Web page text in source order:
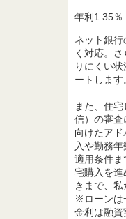
年利1.35
ネット銀
く対応。
りにくい
ートします
また、住
信）の審査
向けたア
入や勤務
適用条件ま
宅購入を進
きまで、私
※ローンは
金利は融資